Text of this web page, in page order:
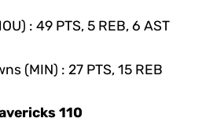
: 49 PTS, 5 REB, 6 AST
(MIN) : 27 PTS, 15 REB
110